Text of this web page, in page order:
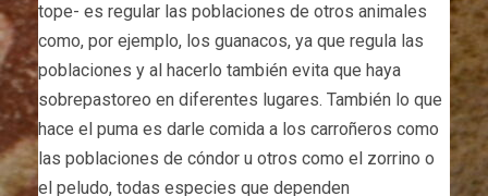
tope- es regular las poblaciones de otros animales
como, por ejemplo, los guanacos, ya que regula las
poblaciones y al hacerlo también evita que haya
sobrepastoreo en diferentes lugares. También lo que
hace el puma es darle comida a los carroñeros como
las poblaciones de cóndor u otros como el zorrino o
el peludo, todas especies que dependen